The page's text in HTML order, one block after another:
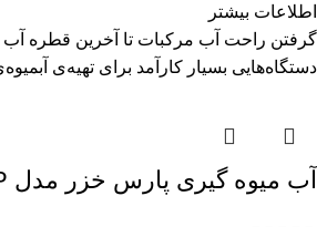
اطلاعات بیشتر
گرفتن راحت آب مرکبات تا آخرین قطره
دستگاه‌هایی بسیار کارآمد برای تهیه‌ی
آب میوه گیری پارس خزر مدل JC-700P